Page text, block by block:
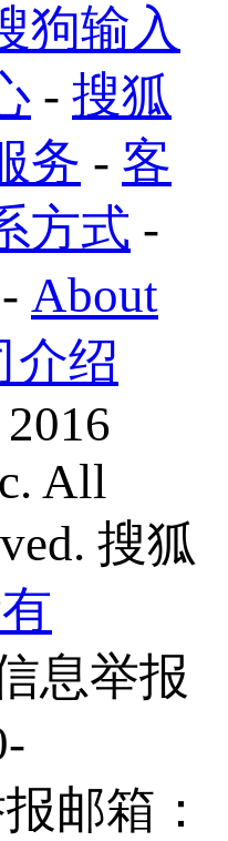
狗输入
- 搜狐
务 - 客
方式 -
- About
介绍
2016
All
搜狐
息举报
邮箱：